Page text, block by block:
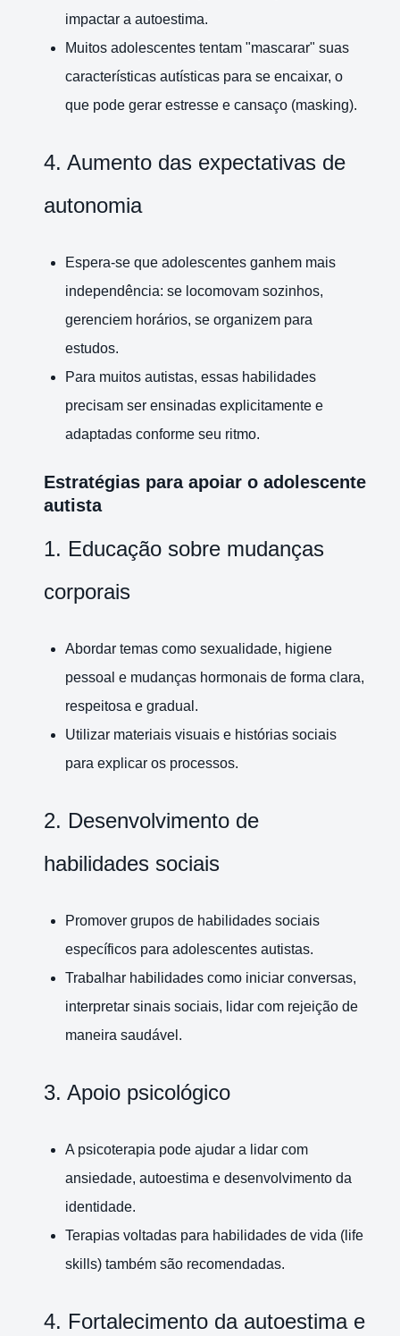
impactar a autoestima.
Muitos adolescentes tentam "mascarar" suas
características autísticas para se encaixar, o
que pode gerar estresse e cansaço (masking).
4. Aumento das expectativas de
autonomia
Espera-se que adolescentes ganhem mais
independência: se locomovam sozinhos,
gerenciem horários, se organizem para
estudos.
Para muitos autistas, essas habilidades
precisam ser ensinadas explicitamente e
adaptadas conforme seu ritmo.
Estratégias para apoiar o adolescente
autista
1. Educação sobre mudanças
corporais
Abordar temas como sexualidade, higiene
pessoal e mudanças hormonais de forma clara,
respeitosa e gradual.
Utilizar materiais visuais e histórias sociais
para explicar os processos.
2. Desenvolvimento de
habilidades sociais
Promover grupos de habilidades sociais
específicos para adolescentes autistas.
Trabalhar habilidades como iniciar conversas,
interpretar sinais sociais, lidar com rejeição de
maneira saudável.
3. Apoio psicológico
A psicoterapia pode ajudar a lidar com
ansiedade, autoestima e desenvolvimento da
identidade.
Terapias voltadas para habilidades de vida (life
skills) também são recomendadas.
4. Fortalecimento da autoestima e